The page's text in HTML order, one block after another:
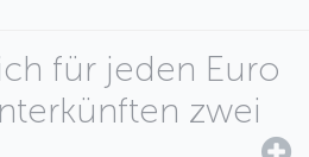
für jeden Euro
zwei